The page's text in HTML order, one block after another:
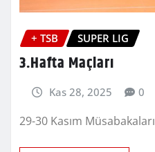
+ TSB SUPER LIG
3.Hafta Maçları
Kas 28, 2025 0
29-30 Kasım Müsabakaları